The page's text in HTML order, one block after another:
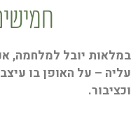
במלאות יובל למלחמה,
עליה – על האופן בו
וכציבור.